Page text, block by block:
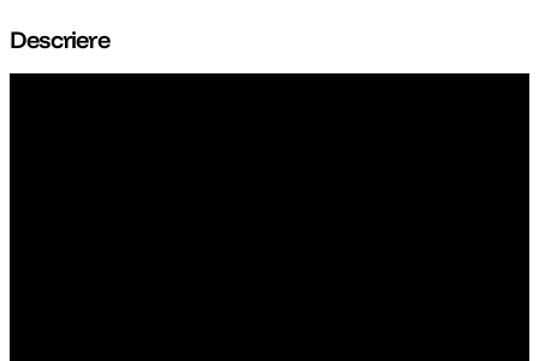
Descriere